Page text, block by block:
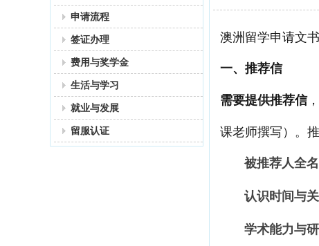
申请流程
签证办理
费用与奖学金
生活与学习
就业与发展
留服认证
澳洲留学申请文
一、推荐信
需要提供推荐信
课老师撰写）。
被推荐人全名
认识时间与
学术能力与